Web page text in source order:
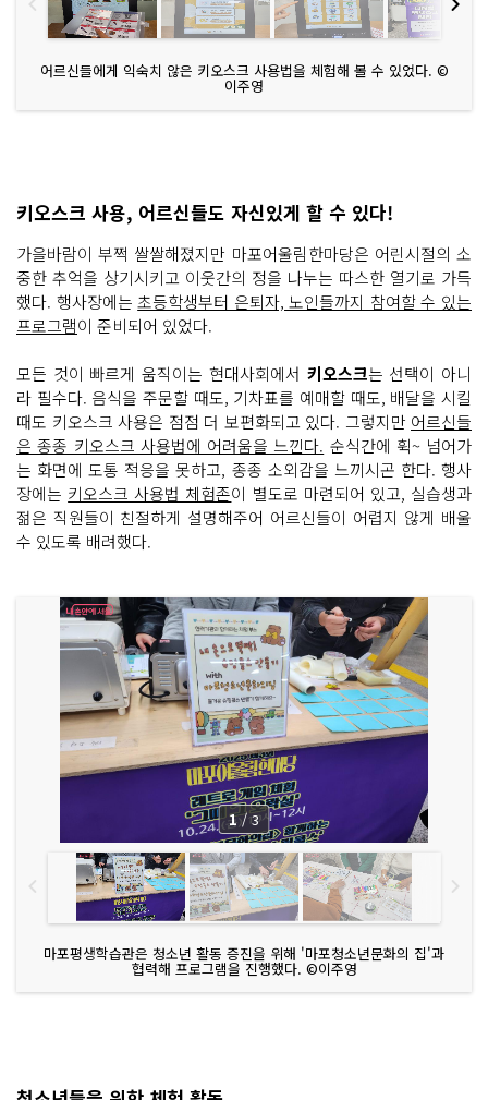
어르신들에게 익숙치 않은 키오스크 사용법을 체험해 볼 수 있었다. ©
이주영
키오스크 사용, 어르신들도 자신있게 할 수 있다!
가을바람이 부쩍 쌀쌀해졌지만 마포어울림한마당은 어린시절의 소
중한 추억을 상기시키고 이웃간의 정을 나누는 따스한 열기로 가득
했다. 행사장에는초등학생부터 은퇴자, 노인들까지 참여할 수 있는
프로그램이 준비되어 있었다.
모든 것이 빠르게 움직이는 현대사회에서 키오스크는 선택이 아니
라 필수다. 음식을 주문할 때도, 기차표를 예매할 때도, 배달을 시킬
때도 키오스크 사용은 점점 더 보편화되고 있다. 그렇지만 어르신들
은 종종 키오스크 사용법에 어려움을 느낀다. 순식간에 휙~ 넘어가
는 화면에 도통 적응을 못하고, 종종 소외감을 느끼시곤 한다. 행사
장에는 키오스크 사용법 체험존이 별도로 마련되어 있고, 실습생과
젊은 직원들이 친절하게 설명해주어 어르신들이 어렵지 않게 배울
수 있도록 배려했다.
마포평생학습관은 청소년 활동 증진을 위해 '마포청소년문화의 집'과
협력해 프로그램을 진행했다. ©이주영
1 / 3